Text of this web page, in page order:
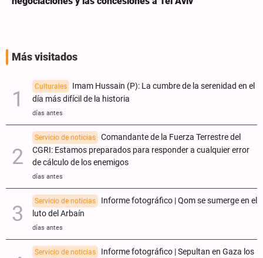
Más visitados
Culturales
Imam Hussain (P): La cumbre de la serenidad en el
día más difícil de la historia
días antes
Servicio de noticias
Comandante de la Fuerza Terrestre del
CGRI: Estamos preparados para responder a cualquier error
de cálculo de los enemigos
días antes
Servicio de noticias
Informe fotográfico | Qom se sumerge en el
luto del Arbaín
días antes
Servicio de noticias
Informe fotográfico | Sepultan en Gaza los